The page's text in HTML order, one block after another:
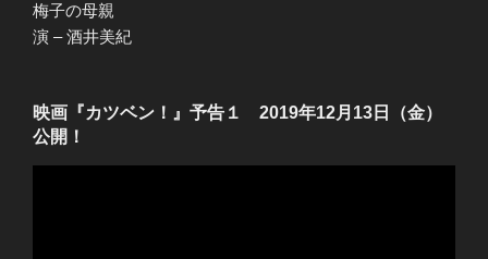
梅子の母親
演 – 酒井美紀
映画『カツベン！』予告１ 2019年12月13日（金）
公開！